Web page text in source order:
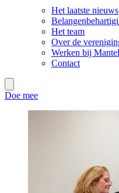
Het laatste nieuws
Het team
Over de
Werken bij
Contact
Doe mee